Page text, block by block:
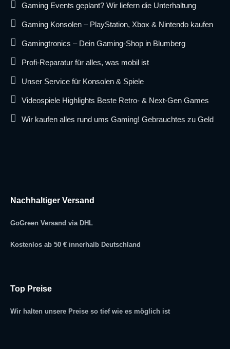
Gaming Events geplant? Wir liefern die Unterhaltung
Gaming Konsolen – PlayStation, Xbox & Nintendo kaufen
Gamingtronics – Dein Gaming-Shop in Blumberg
Profi-Reparatur für alles, was mobil ist
Unser Service für Konsolen & Spiele
Videospiele Highlights Beste Retro- & Next-Gen Games
Wir kaufen alles rund ums Gaming! Gebrauchtes zu Geld
Nachhaltiger Versand
GoGreen Versand via DHL
Kostenlos ab 50 € innerhalb Deutschland
Top Preise
Wir halten unsere Preise so tief wie es möglich ist